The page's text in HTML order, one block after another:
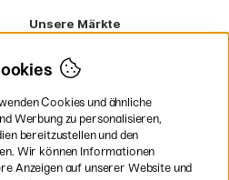
Unsere Märkte
Norwegen
Dänemark
Frankreich
Irland
Niederlande
UK
EU
Cookies und ähnliche
Werbung zu personalisieren,
bereitzustellen und den
Wir können Informationen
Anzeigen auf unserer Website und